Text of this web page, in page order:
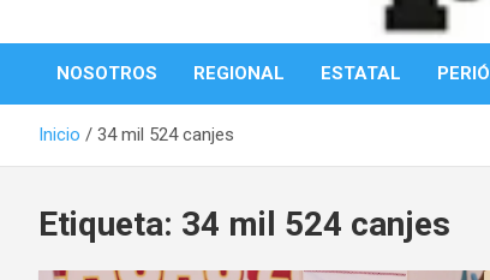
PubliMar
NOSOTROS REGIONAL ESTATAL
Inicio 34 mil 524 canjes
Etiqueta: 34 mil 524 canjes